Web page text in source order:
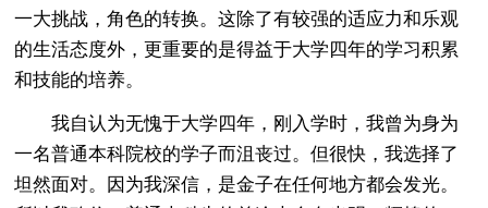
一大挑战，角色的转换。这除了有较强的适应力和乐观
的生活态度外，更重要的是得益于大学四年的学习积累
和技能的培养。
我自认为无愧于大学四年，刚入学时，我曾为身为
一名普通本科院校的学子而沮丧过。但很快，我选择了
坦然面对。因为我深信，是金子在任何地方都会发光。